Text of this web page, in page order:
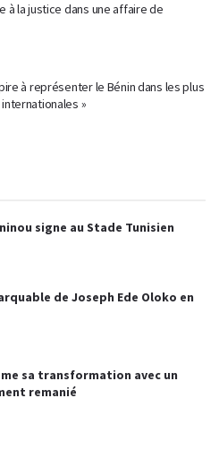
à la justice dans une affaire de
à représenter le Bénin dans les plus
»
signe au Stade Tunisien
de Joseph Ede Oloko en
sa transformation avec un
remanié